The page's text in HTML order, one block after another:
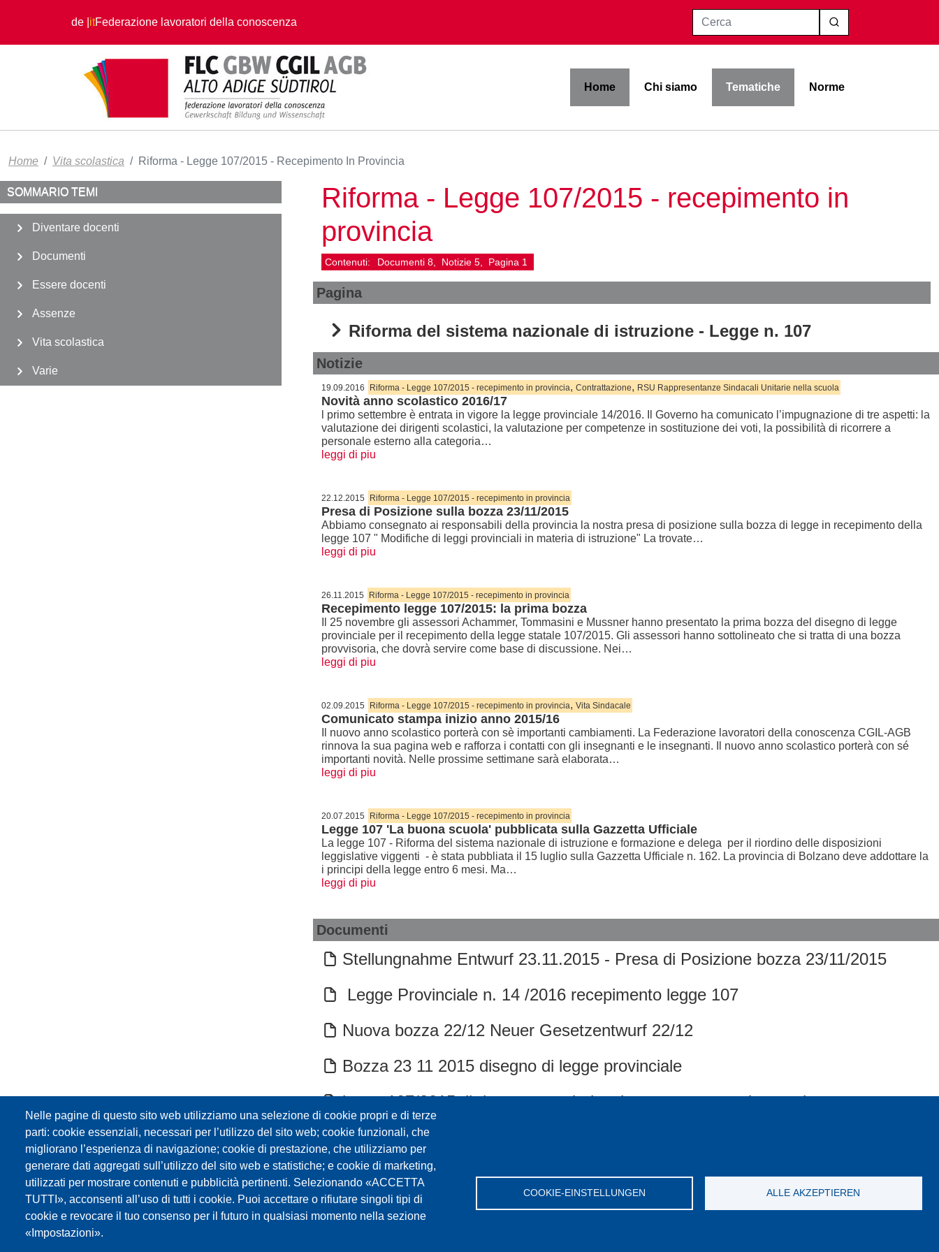
de itFederazione lavoratori della conoscenza
Nelle pagine di questo sito web utilizziamo una selezione di cookie propri e di terze
parti: cookie essenziali, necessari per l’utilizzo del sito web; cookie funzionali, che
migliorano l’esperienza di navigazione; cookie di prestazione, che utilizziamo per
generare dati aggregati sull’utilizzo del sito web e statistiche; e cookie di marketing,
utilizzati per mostrare contenuti e pubblicità pertinenti. Selezionando «ACCETTA
TUTTI», acconsenti all’uso di tutti i cookie. Puoi accettare o rifiutare singoli tipi di
cookie e revocare il tuo consenso per il futuro in qualsiasi momento nella sezione
«Impostazioni».
COOKIE-EINSTELLUNGEN ALLE AKZEPTIEREN
Cerca
Home Chi siamo Tematiche Norme
Home Vita scolastica Riforma - Legge 107/2015 - Recepimento In Provincia
Riforma - Legge 107/2015 - recepimento in
provincia
Contenuti: Documenti 8 Notizie 5 Pagina 1
Pagina
Riforma del sistema nazionale di istruzione - Legge n. 107
Notizie
19.09.2016 Riforma - Legge 107/2015 - recepimento in provincia, Contrattazione, RSU Rappresentanze Sindacali Unitarie nella scuola
Novità anno scolastico 2016/17
l primo settembre è entrata in vigore la legge provinciale 14/2016. Il Governo ha comunicato l’impugnazione di tre aspetti: la
valutazione dei dirigenti scolastici, la valutazione per competenze in sostituzione dei voti, la possibilità di ricorrere a
personale esterno alla categoria…
leggi di piu
22.12.2015 Riforma - Legge 107/2015 - recepimento in provincia
Presa di Posizione sulla bozza 23/11/2015
Abbiamo consegnato ai responsabili della provincia la nostra presa di posizione sulla bozza di legge in recepimento della
legge 107 " Modifiche di leggi provinciali in materia di istruzione" La trovate…
leggi di piu
26.11.2015 Riforma - Legge 107/2015 - recepimento in provincia
Recepimento legge 107/2015: la prima bozza
Il 25 novembre gli assessori Achammer, Tommasini e Mussner hanno presentato la prima bozza del disegno di legge
provinciale per il recepimento della legge statale 107/2015. Gli assessori hanno sottolineato che si tratta di una bozza
provvisoria, che dovrà servire come base di discussione. Nei…
leggi di piu
02.09.2015 Riforma - Legge 107/2015 - recepimento in provincia, Vita Sindacale
Comunicato stampa inizio anno 2015/16
Il nuovo anno scolastico porterà con sè importanti cambiamenti. La Federazione lavoratori della conoscenza CGIL-AGB
rinnova la sua pagina web e rafforza i contatti con gli insegnanti e le insegnanti. Il nuovo anno scolastico porterà con sé
importanti novità. Nelle prossime settimane sarà elaborata…
leggi di piu
20.07.2015 Riforma - Legge 107/2015 - recepimento in provincia
Legge 107 'La buona scuola' pubblicata sulla Gazzetta Ufficiale
La legge 107 - Riforma del sistema nazionale di istruzione e formazione e delega per il riordino delle disposizioni
leggislative viggenti - è stata pubbliata il 15 luglio sulla Gazzetta Ufficiale n. 162. La provincia di Bolzano deve addottare la
i principi della legge entro 6 mesi. Ma…
leggi di piu
Documenti
Stellungnahme Entwurf 23.11.2015 - Presa di Posizione bozza 23/11/2015
Legge Provinciale n. 14 /2016 recepimento legge 107
Nuova bozza 22/12 Neuer Gesetzentwurf 22/12
Bozza 23 11 2015 disegno di legge provinciale
legge 107/2015: il documento sindacale proposta recepimento legge
Comunicato iniziative scuola ottobre 2015
Legge n. 107 del 13 luglio 2015 - La buona scuola e scheda di lettura FLC
Maxiemendamento - Abänderungsvorschläge für Prov. Bozen
SOMMARIO TEMI
Diventare docenti
Documenti
Essere docenti
Assenze
Vita scolastica
Varie